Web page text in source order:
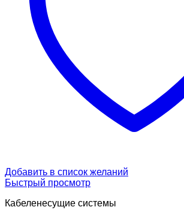
Добавить в список желаний
Быстрый просмотр
Кабеленесущие системы